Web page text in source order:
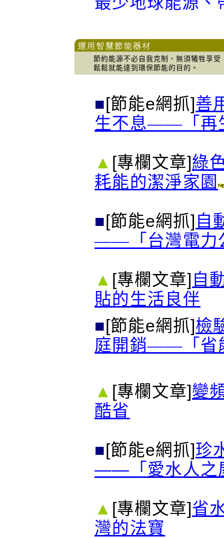
節約能源不必自我克制、無須犧牲享
鬆鬆就能達到環保節能的目的。
■ [節能e網抓]善
生不息――「再
▲ [專欄文章]綠
耗能的潔淨家園
■ [節能e網抓] 自
——「台灣電力
▲ [專欄文章] 自
貼的生活良伴
■ [節能e網抓]檢
庭開銷――「省
▲ [專欄文章]變
酷省
■ [節能e網抓]珍
――「愛水人之
▲ [專欄文章]省
灣的法寶